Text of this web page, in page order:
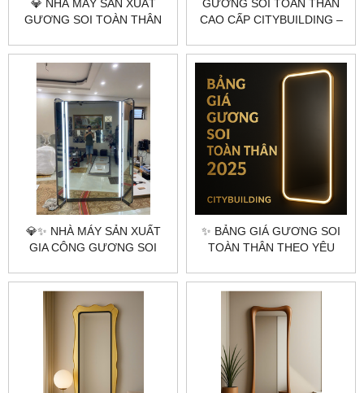
💎 NHÀ MÁY SẢN XUẤT
GƯƠNG SOI TOÀN THÂN
& TP.HCM – CITYBUILDING
GƯƠNG SOI TOÀN THÂN
CAO CẤP CITYBUILDING –
ÁNH SÁNG LED SANG
TRỌNG
💎✨ NHÀ MÁY SẢN XUẤT
GIA CÔNG GƯƠNG SOI
CẦU – HÀ NỘI & TP.HCM |
CITYBUILDING ✨💎
✨ BẢNG GIÁ GƯƠNG SOI
TOÀN THÂN THEO YÊU
XƯỞNG SẢN XUẤT GƯƠNG
TP.HCM